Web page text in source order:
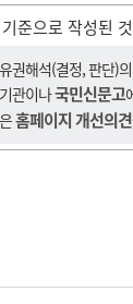
기준으로 작성된
권해석(결정, 판단)
관이나국민신문고
홈페이지 개선의견